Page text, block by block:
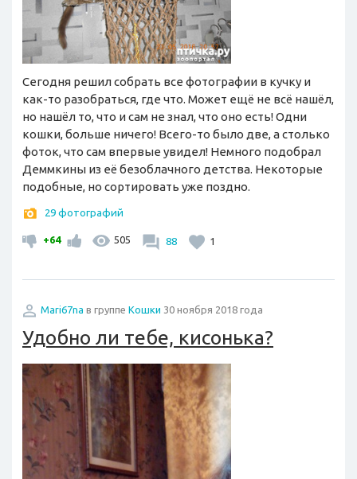
Сегодня решил собрать все фотографии в кучку и
как-то разобраться, где что. Может ещё не всё нашёл,
но нашёл то, что и сам не знал, что оно есть! Одни
кошки, больше ничего! Всего-то было две, а столько
фоток, что сам впервые увидел! Немного подобрал
Деммкины из её безоблачного детства. Некоторые
подобные, но сортировать уже поздно.
29 фотографий
+64 505 88 1
Mari67na в группе Кошки 30 ноября 2018 года
Удобно ли тебе, кисонька?